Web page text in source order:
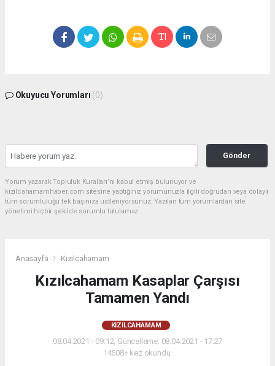
Okuyucu Yorumları (0)
Gönder
Yorum yazarak Topluluk Kuralları’nı kabul etmiş bulunuyor ve
kizilcahamamhaber.com sitesine yaptığınız yorumunuzla ilgili doğrudan veya dolaylı
tüm sorumluluğu tek başınıza üstleniyorsunuz. Yazılan tüm yorumlardan site
yönetimi hiçbir şekilde sorumlu tutulamaz.
Anasayfa Kızılcahamam
Kızılcahamam Kasaplar Çarşısı
Tamamen Yandı
KIZILCAHAMAM
08.04.2021 - 09:12, Güncelleme: 08.04.2021 - 17:27
14508+ kez okundu.